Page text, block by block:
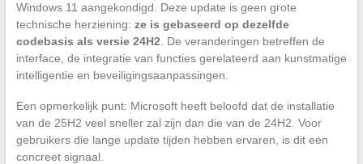
Windows 11 aangekondigd. Deze update is geen grote
technische herziening: ze is gebaseerd op dezelfde
codebasis als versie 24H2 . De veranderingen betreffen de
interface, de integratie van functies gerelateerd aan kunstmatige
intelligentie en beveiligingsaanpassingen.
Een opmerkelijk punt: Microsoft heeft beloofd dat de installatie
van de 25H2 veel sneller zal zijn dan die van de 24H2. Voor
gebruikers die lange update tijden hebben ervaren, is dit een
concreet signaal.